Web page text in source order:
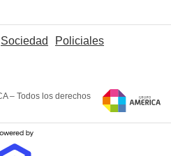
Sociedad
Policiales
– Todos los derechos